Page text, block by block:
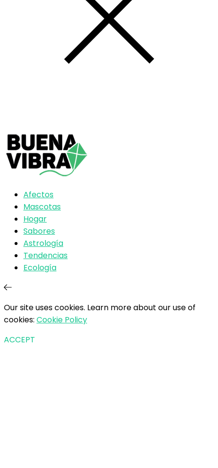
Afectos
Mascotas
Hogar
Sabores
Astrología
Tendencias
Ecología
Our site uses cookies. Learn more about our use of
cookies: Cookie Policy
ACCEPT